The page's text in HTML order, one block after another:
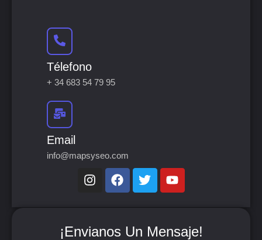
Télefono
+ 34 683 54 79 95
Email
info@mapsyseo.com
¡Envianos Un Mensaje!